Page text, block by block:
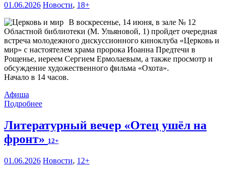
01.06.2026 Новости, 18+
В воскресенье, 14 июня, в зале № 12
Областной библиотеки (М. Ульяновой, 1) пройдет очередная
встреча молодежного дискуссионного киноклуба «Церковь и
мир» с настоятелем храма пророка Иоанна Предтечи в
Рощенье, иереем Сергием Ермолаевым, а также просмотр и
обсуждение художественного фильма «Охота».
Начало в 14 часов.
Афиша
Подробнее
Литературный вечер «Отец ушёл на
фронт» 12+
01.06.2026 Новости, 12+